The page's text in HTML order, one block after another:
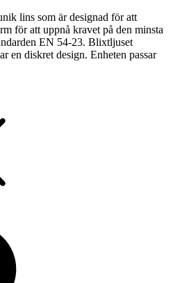
lins som är designad för att
för att uppnå kravet på den minsta
EN 54-23. Blixtljuset
en diskret design. Enheten passar